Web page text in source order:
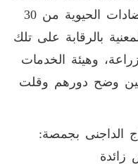
الأعلاف من 20 إلى 25%، والمضادات الحيوية من 30
بالرقابة على تلك
وهيئة الخدمات
وضح دورهم وقلت
الداجنى بجمصة:
زائدة